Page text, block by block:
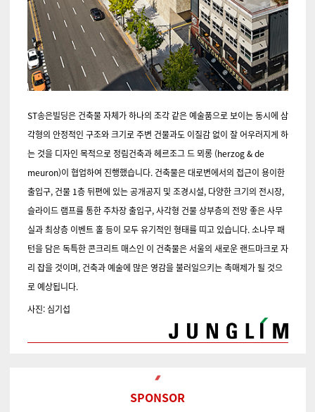
ST송은빌딩은 건축물 자체가 하나의 조각 같은 예술품으로 보이는 동시에 삼
각형의 안정적인 구조와 크기로 주변 건물과도 이질감 없이 잘 어우러지게 하
는 것을 디자인 목적으로 정림건축과 헤르조그 드 뫼롱 (herzog & de
meuron)이 협업하여 진행했습니다. 건축물은 대로변에서의 접근이 용이한
출입구, 건물 1층 뒤편에 있는 공개공지 및 조경시설, 다양한 크기의 전시장,
슬라이드 램프를 통한 주차장 출입구, 사각형 건물 상부층의 전망 좋은 사무
실과 최상층 이벤트 홀 등이 모두 유기적인 형태를 띠고 있습니다. 소나무 패
턴을 담은 독특한 콘크리트 매스인 이 건축물은 서울의 새로운 랜드마크로 자
리 잡을 것이며, 건축과 예술에 많은 영감을 불러일으키는 촉매제가 될 것으
로 예상됩니다.
사진: 심기섭
SPONSOR